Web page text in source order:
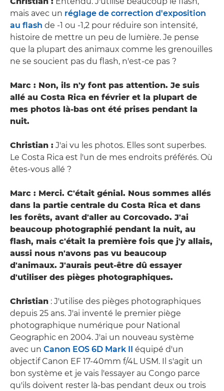
mais avec un réglage de correction d'exposition
au flash de -1 ou -1,2 pour réduire son intensité,
histoire de mettre un peu de lumière. Je pense
que la plupart des animaux comme les grenouilles
ne se soucient pas du flash, n'est-ce pas ?
Marc : Non, ils n'y font pas attention. Je suis
allé au Costa Rica en février et la plupart de
mes photos là-bas ont été prises pendant la
nuit.
Christian : J'ai vu les photos. Elles sont superbes.
Le Costa Rica est l'un de mes endroits préférés. Où
êtes-vous allé ?
Marc : Merci. C'était génial. Nous sommes allés
dans la partie centrale du Costa Rica et dans
les forêts, avant d'aller au Corcovado. J'ai
beaucoup photographié pendant la nuit, au
flash, mais c'était la première fois que j'y allais,
aussi nous n'avons pas vu beaucoup
d'animaux. J'aurais peut-être dû essayer
d'utiliser des pièges photographiques.
Christian : J'utilise des pièges photographiques
depuis 25 ans. J'ai inventé le premier piège
photographique numérique pour National
Geographic en 2004. J'ai un nouveau système
avec un Canon EOS 6D Mark II
équipé d'un
objectif Canon EF 17-40mm f/4L USM. Il s'agit un
bon système et je vais l'essayer au Congo parce
qu'ils doivent rester là-bas pendant deux ou trois